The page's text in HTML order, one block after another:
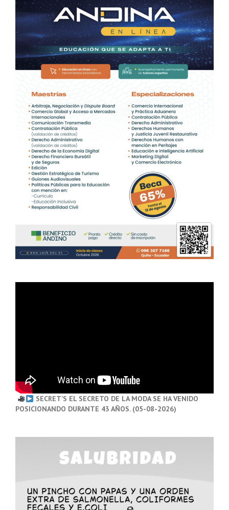
SECRET’S EL SECRETO DE LA MODA SE HA VENIDO
POSICIONANDO DURANTE 43 AÑOS. (05-08-2026)